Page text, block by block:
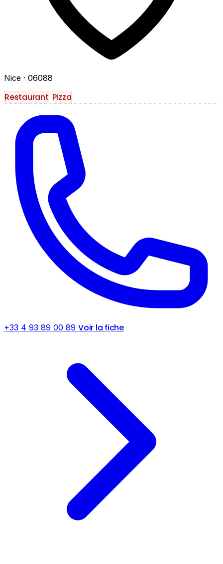
Nice · 06088
Restaurant Pizza
+33 4 93 89 00 89 Voir la fiche